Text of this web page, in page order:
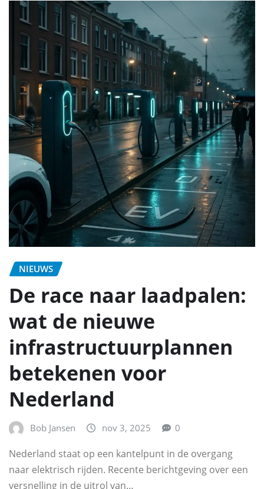
NIEUWS
De race naar laadpalen:
wat de nieuwe
infrastructuurplannen
betekenen voor
Nederland
Bob Jansen nov 3, 2025 0
Nederland staat op een kantelpunt in de overgang
naar elektrisch rijden. Recente berichtgeving over een
versnelling in de uitrol van…